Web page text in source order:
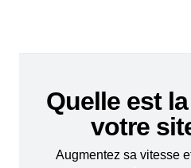
Quelle est
votre
Augmentez sa vitesse